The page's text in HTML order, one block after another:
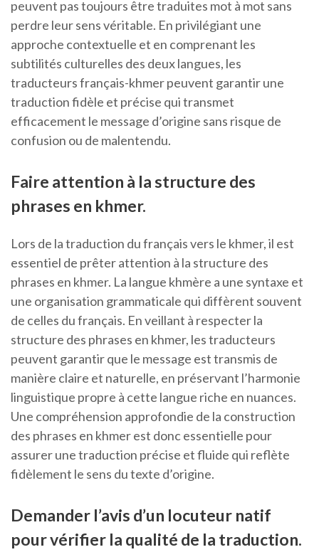
peuvent pas toujours être traduites mot à mot sans
perdre leur sens véritable. En privilégiant une
approche contextuelle et en comprenant les
subtilités culturelles des deux langues, les
traducteurs français-khmer peuvent garantir une
traduction fidèle et précise qui transmet
efficacement le message d’origine sans risque de
confusion ou de malentendu.
Faire attention à la structure des
phrases en khmer.
Lors de la traduction du français vers le khmer, il est
essentiel de prêter attention à la structure des
phrases en khmer. La langue khmère a une syntaxe et
une organisation grammaticale qui diffèrent souvent
de celles du français. En veillant à respecter la
structure des phrases en khmer, les traducteurs
peuvent garantir que le message est transmis de
manière claire et naturelle, en préservant l’harmonie
linguistique propre à cette langue riche en nuances.
Une compréhension approfondie de la construction
des phrases en khmer est donc essentielle pour
assurer une traduction précise et fluide qui reflète
fidèlement le sens du texte d’origine.
Demander l’avis d’un locuteur natif
pour vérifier la qualité de la traduction.